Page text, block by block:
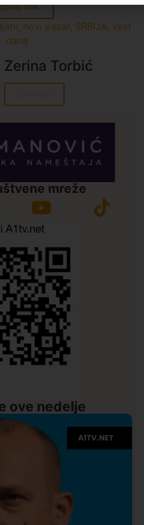
link
, novi pazar, SRBIJA, vest
dana
Zerina Torbić
Sve vesti
mreže
ove nedelje